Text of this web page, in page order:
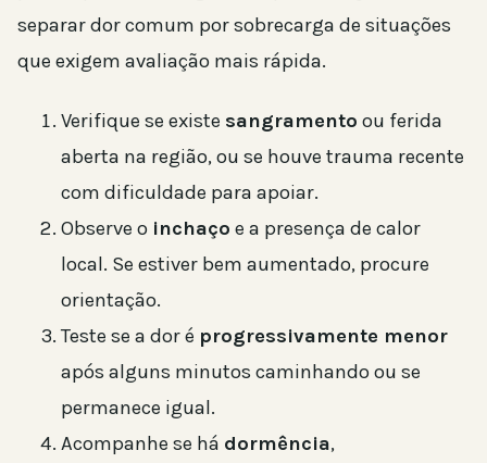
separar dor comum por sobrecarga de situações
que exigem avaliação mais rápida.
Verifique se existe sangramento ou ferida
aberta na região, ou se houve trauma recente
com dificuldade para apoiar.
Observe o inchaço e a presença de calor
local. Se estiver bem aumentado, procure
orientação.
Teste se a dor é progressivamente menor
após alguns minutos caminhando ou se
permanece igual.
Acompanhe se há dormência,